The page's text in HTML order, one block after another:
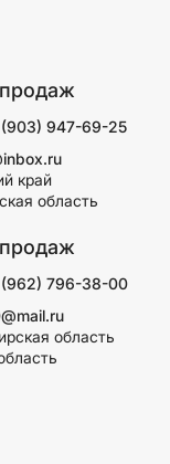
(903) 947-69-25
край
область
(962) 796-38-00
область